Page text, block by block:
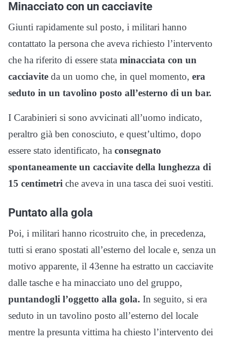
Minacciato con un cacciavite
Giunti rapidamente sul posto, i militari hanno
contattato la persona che aveva richiesto l’intervento
che ha riferito di essere stata minacciata con un
cacciavite da un uomo che, in quel momento, era
seduto in un tavolino posto all’esterno di un bar.
I Carabinieri si sono avvicinati all’uomo indicato,
peraltro già ben conosciuto, e quest’ultimo, dopo
essere stato identificato, ha consegnato
spontaneamente un cacciavite della lunghezza di
15 centimetri che aveva in una tasca dei suoi vestiti.
Puntato alla gola
Poi, i militari hanno ricostruito che, in precedenza,
tutti si erano spostati all’esterno del locale e, senza un
motivo apparente, il 43enne ha estratto un cacciavite
dalle tasche e ha minacciato uno del gruppo,
puntandogli l’oggetto alla gola. In seguito, si era
seduto in un tavolino posto all’esterno del locale
mentre la presunta vittima ha chiesto l’intervento dei